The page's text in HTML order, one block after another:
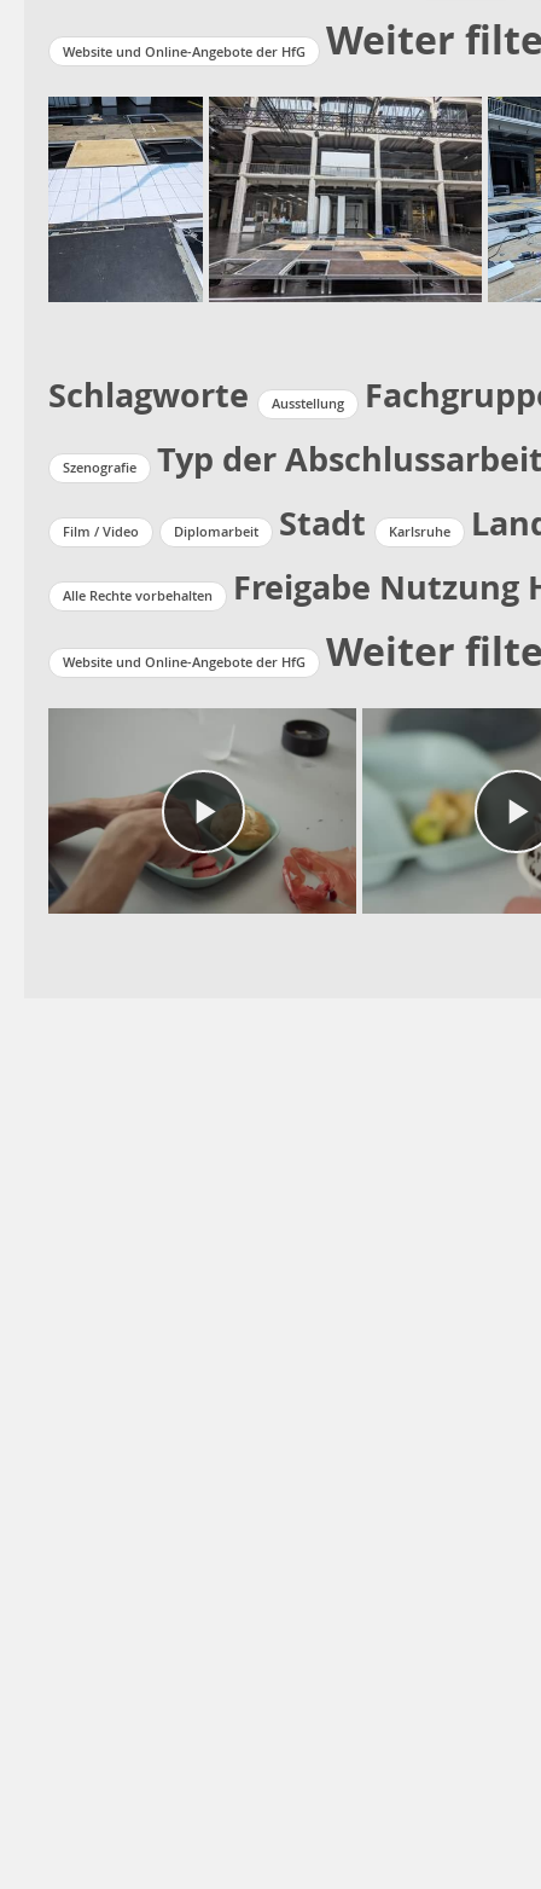
Website und Online-Angebote der HfG Weiter
Schlagworte Ausstellung
Szenografie Typ der
Film / Video Diplomarbeit Stadt Karlsruhe
Alle Rechte vorbehalten Freigabe Nutzung
Website und Online-Angebote der HfG Weiter